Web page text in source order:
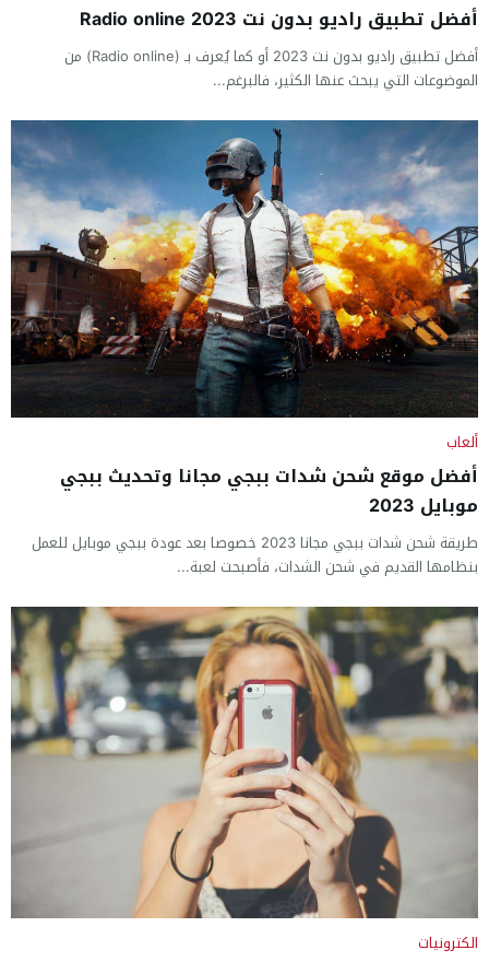
أفضل تطبيق راديو بدون نت 2023 Radio online
أفضل تطبيق راديو بدون نت 2023 أو كما يُعرف بـ (Radio online) من
الموضوعات التي يبحث عنها الكثير، فالبرغم...
ألعاب
أفضل موقع شحن شدات ببجي مجانا وتحديث ببجي
موبايل 2023
طريقة شحن شدات ببجي مجانا 2023 خصوصا بعد عودة ببجي موبايل للعمل
بنظامها القديم في شحن الشدات، فأصبحت لعبة...
الكترونيات